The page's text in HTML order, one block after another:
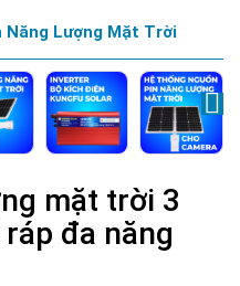
Năng Lượng Mặt Trời
mặt trời 3
đa năng